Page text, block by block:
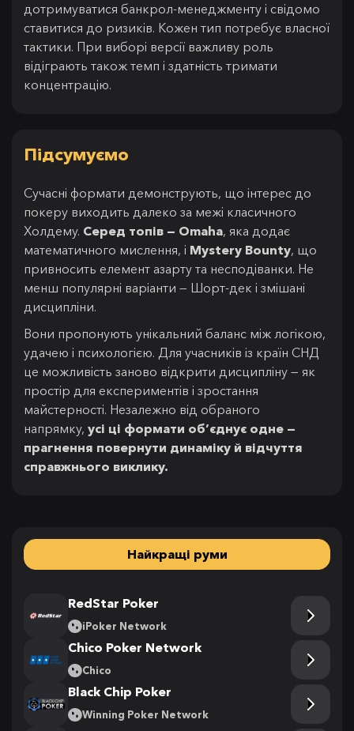
дотримуватися банкрол-менеджменту і свідомо
ставитися до ризиків. Кожен тип потребує власної
тактики. При виборі версії важливу роль
відіграють також темп і здатність тримати
концентрацію.
Підсумуємо
Сучасні формати демонструють, що інтерес до
покеру виходить далеко за межі класичного
Холдему. Серед топів — Omaha, яка додає
математичного мислення, і Mystery Bounty, що
привносить елемент азарту та несподіванки. Не
менш популярні варіанти — Шорт-дек і змішані
дисципліни.
Вони пропонують унікальний баланс між логікою,
удачею і психологією. Для учасників із країн СНД
це можливість заново відкрити дисципліну — як
простір для експериментів і зростання
майстерності. Незалежно від обраного
напрямку, усі ці формати об’єднує одне —
прагнення повернути динаміку й відчуття
справжнього виклику.
Найкращі руми
RedStar Poker
iPoker Network
Chico Poker Network
Chico
Black Chip Poker
Winning Poker Network